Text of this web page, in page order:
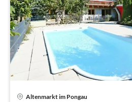
Altenmarkt im Pongau